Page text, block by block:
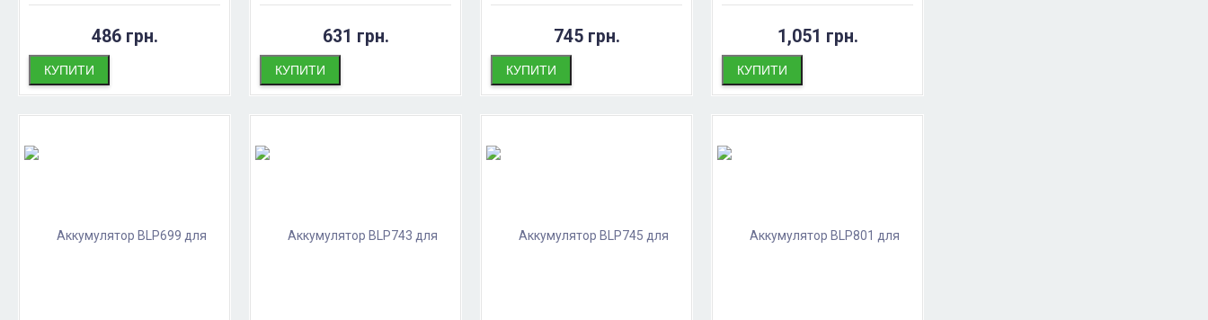
486 грн.
КУПИТИ
631 грн.
КУПИТИ
745 грн.
КУПИТИ
1,051 грн.
КУПИТИ